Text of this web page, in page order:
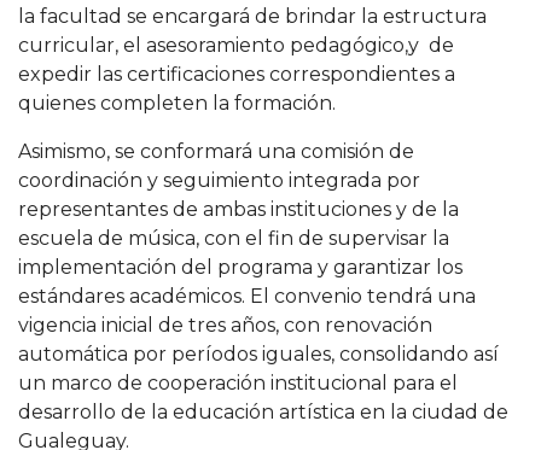
la facultad se encargará de brindar la estructura
curricular, el asesoramiento pedagógico,y de
expedir las certificaciones correspondientes a
quienes completen la formación.
Asimismo, se conformará una comisión de
coordinación y seguimiento integrada por
representantes de ambas instituciones y de la
escuela de música, con el fin de supervisar la
implementación del programa y garantizar los
estándares académicos. El convenio tendrá una
vigencia inicial de tres años, con renovación
automática por períodos iguales, consolidando así
un marco de cooperación institucional para el
desarrollo de la educación artística en la ciudad de
Gualeguay.